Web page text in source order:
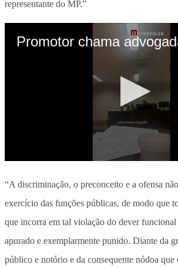
representante do MP.”
“A discriminação, o preconceito e a ofensa
exercício das funções públicas, de modo que
que incorra em tal violação do dever funcional
apurado e exemplarmente punido. Diante da
público e notório e da consequente nódoa que